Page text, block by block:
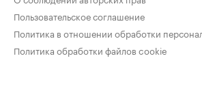
Пользовательское соглашение
Политика в отношении обработки
Политика обработки файлов cookie